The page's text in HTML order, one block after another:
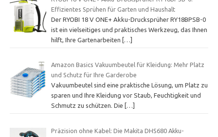
Effizientes Sprühen für Garten und Haushalt
Der RYOBI 18 V ONE+ Akku-Drucksprüher RY18BPSB-0
ist ein vielseitiges und praktisches Werkzeug, das Ihnen
hilft, Ihre Gartenarbeiten
[…]
Amazon Basics Vakuumbeutel für Kleidung: Mehr Platz
und Schutz für Ihre Garderobe
Vakuumbeutel sind eine praktische Lösung, um Platz zu
sparen und Ihre Kleidung vor Staub, Feuchtigkeit und
Schmutz zu schützen. Die
[…]
Präzision ohne Kabel: Die Makita DHS680 Akku-